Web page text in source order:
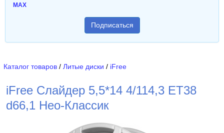
MAX
Подписаться
Каталог товаров / Литые диски / iFree
iFree Слайдер 5,5*14 4/114,3 ET38
d66,1 Нео-Классик